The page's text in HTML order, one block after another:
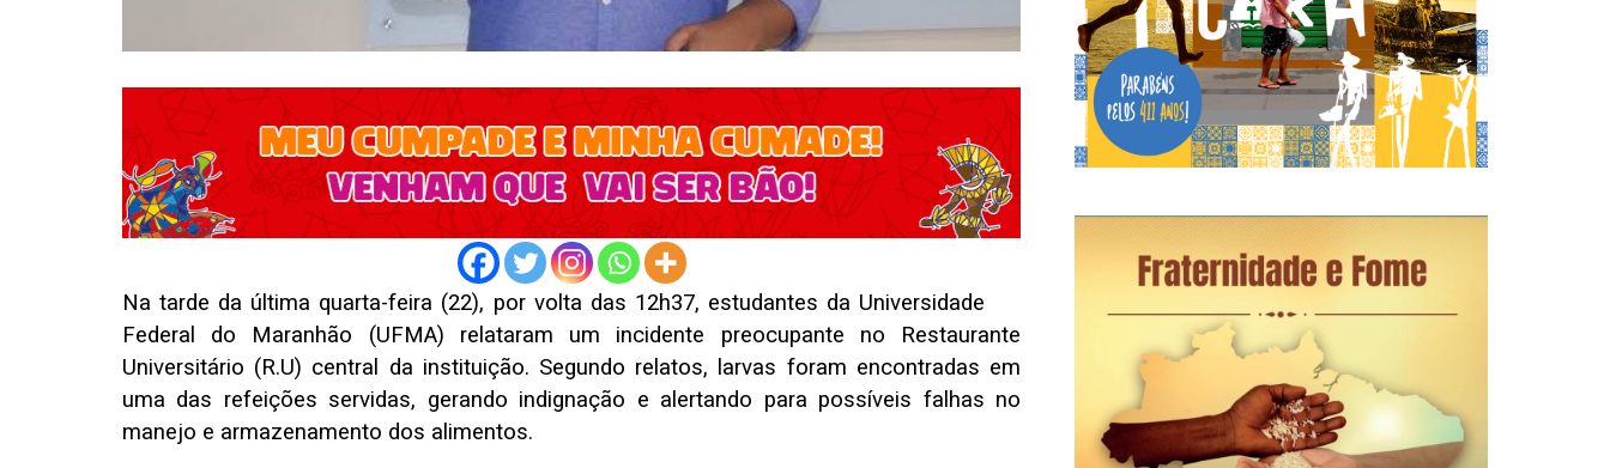
Na tarde da última quarta-feira (22), por volta das 12h37, estudantes da Universidade
Federal do Maranhão (UFMA) relataram um incidente preocupante no Restaurante
Universitário (R.U) central da instituição. Segundo relatos, larvas foram encontradas em
uma das refeições servidas, gerando indignação e alertando para possíveis falhas no
manejo e armazenamento dos alimentos.